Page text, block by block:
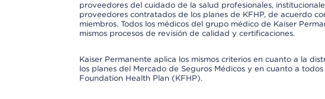
proveedores del cuidado de la salud profesionales,
proveedores contratados de los planes de KFHP, de acuerdo
miembros. Todos los médicos del grupo médico de Kaiser
mismos procesos de revisión de calidad y certificaciones.
Kaiser Permanente aplica los mismos criterios en cuanto a la
los planes del Mercado de Seguros Médicos y en cuanto a
Foundation Health Plan (KFHP).